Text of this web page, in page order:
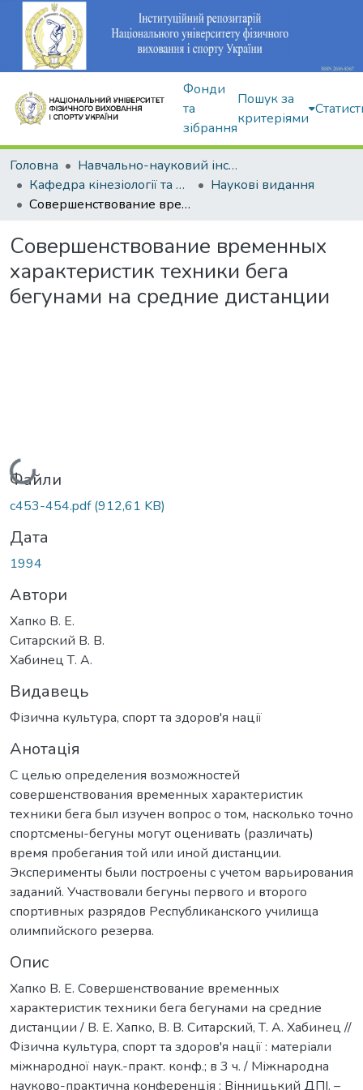
Фонди
та
зібрання
Пошук за
критеріями
Головна
Навчально-науковий інститут здоров'я, реабілітації та фізичного виховання
Кафедра кінезіології та фізкультурно-спортивної реабілітації
Наукові видання
Совершенствование временных характеристик техники бега бегунами на средние дистанции
Совершенствование временных
характеристик техники бега
бегунами на средние дистанции
Вантажиться...
Файли
c453-454.pdf(912,61 KB)
Дата
1994
Автори
Хапко В. Е.
Ситарский В. В.
Хабинец Т. А.
Видавець
Фізична культура, спорт та здоров'я нації
Анотація
С целью определения возможностей
совершенствования временных характеристик
техники бега был изучен вопрос о том, насколько точно
спортсмены-бегуны могут оценивать (различать)
время пробегания той или иной дистанции.
Эксперименты были построены с учетом варьирования
заданий. Участвовали бегуны первого и второго
спортивных разрядов Республиканского училища
олимпийского резерва.
Опис
Хапко В. Е. Совершенствование временных
характеристик техники бега бегунами на средние
дистанции / В. Е. Хапко, В. В. Ситарский, Т. А. Хабинец //
Фізична культура, спорт та здоров'я нації : матеріали
міжнародної наук.-практ. конф.; в 3 ч. / Міжнародна
науково-практична конференція ; Вінницький ДПІ. –